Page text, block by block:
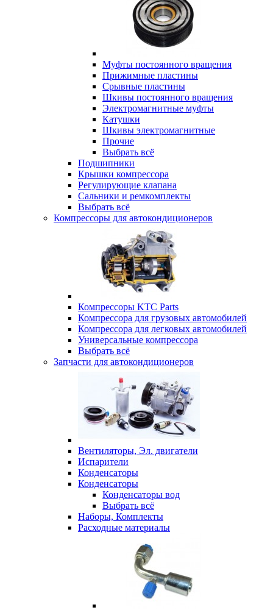
Муфты постоянного вращения
Прижимные пластины
Срывные пластины
Шкивы постоянного вращения
Электромагнитные муфты
Катушки
Шкивы электромагнитные
Прочие
Выбрать всё
Подшипники
Крышки компрессора
Регулирующие клапана
Сальники и ремкомплекты
Выбрать всё
Компрессоры для автокондиционеров
Компрессоры KTC Parts
Компрессора для грузовых автомобилей
Компрессора для легковых автомобилей
Универсальные компрессора
Выбрать всё
Запчасти для автокондиционеров
Вентиляторы, Эл. двигатели
Испарители
Конденсаторы
Конденсаторы
Конденсаторы вод
Выбрать всё
Наборы, Комплекты
Расходные материалы